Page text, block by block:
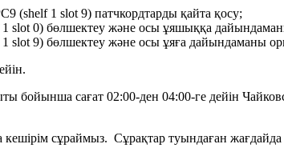
(shelf 1 slot 9) патчкордтарды қайта қосу;
0) бөлшектеу және осы ұяшыққа
9) бөлшектеу және осы ұяға дайындаманы
бойынша сағат 02:00-ден 04:00-ге дейін
сұраймыз. Сұрақтар туындаған